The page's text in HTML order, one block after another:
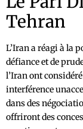
Tehran
L’Iran a réagi à la
défiance et de
l’Iran ont
interférence
dans des
offriront des